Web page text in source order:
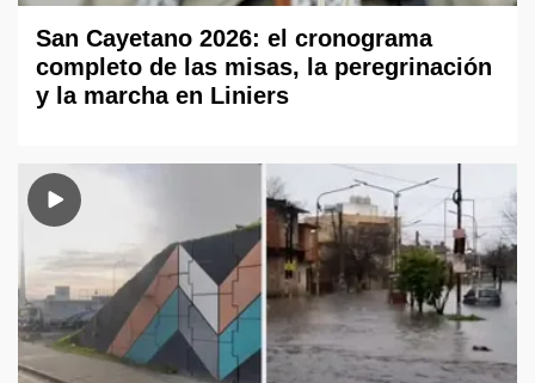
San Cayetano 2026: el cronograma
completo de las misas, la peregrinación
y la marcha en Liniers